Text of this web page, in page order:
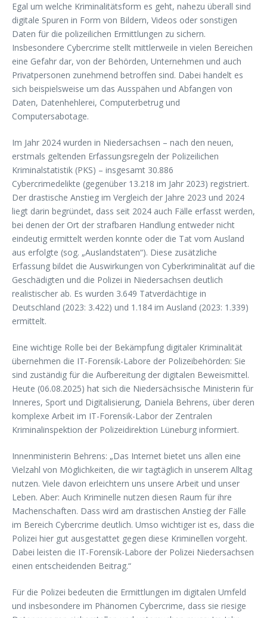
Egal um welche Kriminalitätsform es geht, nahezu überall sind
digitale Spuren in Form von Bildern, Videos oder sonstigen
Daten für die polizeilichen Ermittlungen zu sichern.
Insbesondere Cybercrime stellt mittlerweile in vielen Bereichen
eine Gefahr dar, von der Behörden, Unternehmen und auch
Privatpersonen zunehmend betroffen sind. Dabei handelt es
sich beispielsweise um das Ausspähen und Abfangen von
Daten, Datenhehlerei, Computerbetrug und
Computersabotage.
Im Jahr 2024 wurden in Niedersachsen – nach den neuen,
erstmals geltenden Erfassungsregeln der Polizeilichen
Kriminalstatistik (PKS) – insgesamt 30.886
Cybercrimedelikte (gegenüber 13.218 im Jahr 2023) registriert.
Der drastische Anstieg im Vergleich der Jahre 2023 und 2024
liegt darin begründet, dass seit 2024 auch Fälle erfasst werden,
bei denen der Ort der strafbaren Handlung entweder nicht
eindeutig ermittelt werden konnte oder die Tat vom Ausland
aus erfolgte (sog. „Auslandstaten“). Diese zusätzliche
Erfassung bildet die Auswirkungen von Cyberkriminalität auf die
Geschädigten und die Polizei in Niedersachsen deutlich
realistischer ab. Es wurden 3.649 Tatverdächtige in
Deutschland (2023: 3.422) und 1.184 im Ausland (2023: 1.339)
ermittelt.
Eine wichtige Rolle bei der Bekämpfung digitaler Kriminalität
übernehmen die IT-Forensik-Labore der Polizeibehörden: Sie
sind zuständig für die Aufbereitung der digitalen Beweismittel.
Heute (06.08.2025) hat sich die Niedersächsische Ministerin für
Inneres, Sport und Digitalisierung, Daniela Behrens, über deren
komplexe Arbeit im IT-Forensik-Labor der Zentralen
Kriminalinspektion der Polizeidirektion Lüneburg informiert.
Innenministerin Behrens: „Das Internet bietet uns allen eine
Vielzahl von Möglichkeiten, die wir tagtäglich in unserem Alltag
nutzen. Viele davon erleichtern uns unsere Arbeit und unser
Leben. Aber: Auch Kriminelle nutzen diesen Raum für ihre
Machenschaften. Dass wird am drastischen Anstieg der Fälle
im Bereich Cybercrime deutlich. Umso wichtiger ist es, dass die
Polizei hier gut ausgestattet gegen diese Kriminellen vorgeht.
Dabei leisten die IT-Forensik-Labore der Polizei Niedersachsen
einen entscheidenden Beitrag.“
Für die Polizei bedeuten die Ermittlungen im digitalen Umfeld
und insbesondere im Phänomen Cybercrime, dass sie riesige